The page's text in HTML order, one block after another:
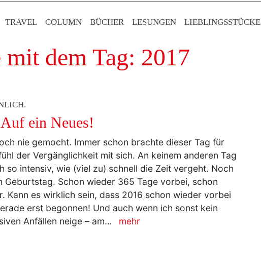
TRAVEL COLUMN BÜCHER LESUNGEN LIEBLINGS­STÜCKE
mit dem Tag: 2017
ein Neues!
nie gemocht. Immer schon brachte dieser Tag für
der Vergänglichkeit mit sich. An keinem anderen Tag
so intensiv, wie (viel zu) schnell die Zeit vergeht. Noch
Geburtstag. Schon wieder 365 Tage vorbei, schon
Kann es wirklich sein, dass 2016 schon wieder vorbei
erst begonnen! Und auch wenn ich sonst kein
Anfällen neige – am…
mehr